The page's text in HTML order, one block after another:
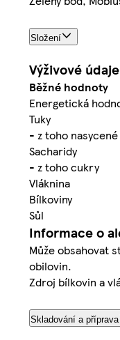
Složení
Výživové údaje
Běžné hodnoty
Energetická
Tuky
- z toho
Sacharidy
- z toho cukry
Vláknina
Bílkoviny
Sůl
Informace o
Může obsahovat
obilovin.
Zdroj bílkovin a
Skladování a příprava